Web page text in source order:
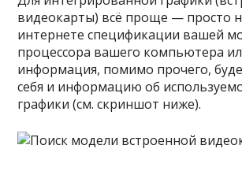
видеокарты) всё проще — просто
интернете спецификации вашей
процессора вашего компьютера
информация, помимо прочего,
себя и информацию об
графики (см. скриншот ниже).